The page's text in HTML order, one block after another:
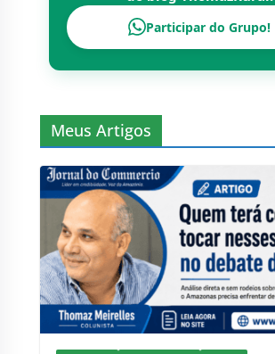
Participar do Grupo!
Meus Artigos